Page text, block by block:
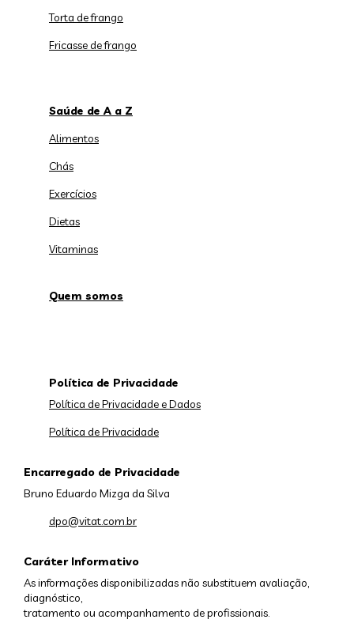
Torta de frango
Fricasse de frango
Saúde de A a Z
Alimentos
Chás
Exercícios
Dietas
Vitaminas
Quem somos
Caráter Informativo
As informações disponibilizadas não substituem avaliação,
diagnóstico,
tratamento ou acompanhamento de profissionais.
Política de Privacidade
Política de Privacidade e Dados
Política de Privacidade
Encarregado de Privacidade
Bruno Eduardo Mizga da Silva
dpo@vitat.com.br